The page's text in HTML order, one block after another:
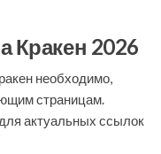
Кракен 2026
необходимо,
страницам.
актуальных ссылок